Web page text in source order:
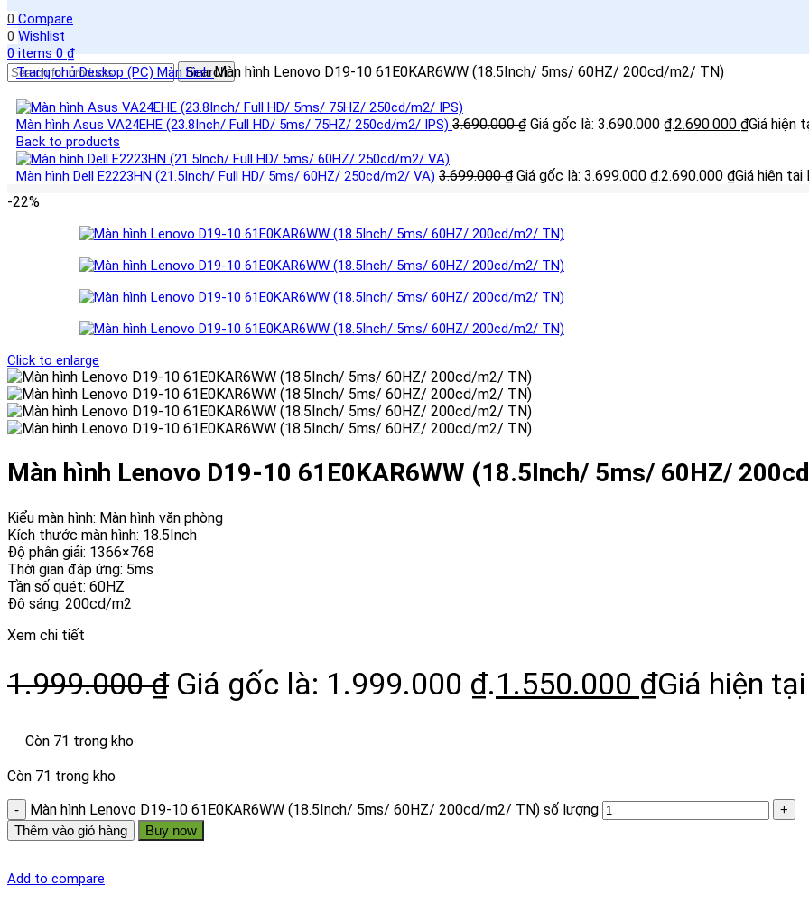
0 Compare
0 Wishlist
0items 0₫
Search
Trang chủDeskop (PC) Màn hìnhMàn hình Lenovo D19-10 61E0KAR6WW (18.5Inch/ 5ms/ 60HZ/ 200cd/m2/ TN)
Màn hình Asus VA24EHE (23.8Inch/ Full HD/ 5ms/ 75HZ/ 250cd/m2/ IPS) 3.690.000₫ Giá gốc là: 3.690.000 ₫.2.690.000 ₫Giá hiện
Back to products
Màn hình Dell E2223HN (21.5Inch/ Full HD/ 5ms/ 60HZ/ 250cd/m2/ VA) 3.699.000₫ Giá gốc là: 3.699.000 ₫.2.690.000 ₫Giá hiện tại
-22%
Click to enlarge
Màn hình Lenovo D19-10 61E0KAR6WW (18.5Inch/ 5ms/ 60HZ/
Kiểu màn hình: Màn hình văn phòng
Kích thước màn hình: 18.5Inch
Độ phân giải: 1366×768
Thời gian đáp ứng: 5ms
Tần số quét: 60HZ
Độ sáng: 200cd/m2
Xem chi tiết
1.999.000₫ Giá gốc là: 1.999.000 ₫.1.550.000 ₫Giá hiện
Còn 71 trong kho
Còn 71 trong kho
Màn hình Lenovo D19-10 61E0KAR6WW (18.5Inch/ 5ms/ 60HZ/ 200cd/m2/ TN) số lượng
Thêm vào giỏ hàng Buy now
Add to compare